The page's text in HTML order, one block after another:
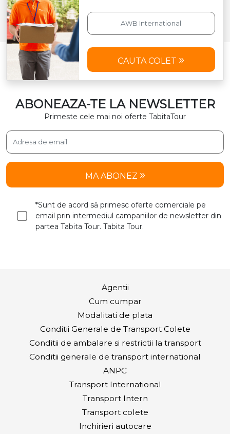
CAUTA COLET
ABONEAZA-TE LA NEWSLETTER
Primeste cele mai noi oferte TabitaTour
MA ABONEZ
*Sunt de acord să primesc oferte comerciale pe
email prin intermediul campaniilor de newsletter din
partea Tabita Tour. Tabita Tour.
Agentii
Cum cumpar
Modalitati de plata
Conditii Generale de Transport Colete
Conditii de ambalare si restrictii la transport
Conditii generale de transport international
ANPC
Transport International
Transport Intern
Transport colete
Inchirieri autocare